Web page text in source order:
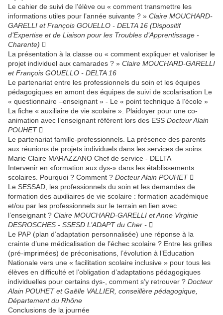
Le cahier de suivi de l’élève ou « comment transmettre les
informations utiles pour l’année suivante ? » Claire MOUCHARD-
GARELLI et François GOUELLO - DELTA 16 (Dispositif
d’Expertise et de Liaison pour les Troubles d’Apprentissage -
Charente) 
La présentation à la classe ou « comment expliquer et valoriser le
projet individuel aux camarades ? » Claire MOUCHARD-GARELLI
et François GOUELLO - DELTA 16
Le partenariat entre les professionnels du soin et les équipes
pédagogiques en amont des équipes de suivi de scolarisation Le
« questionnaire –enseignant » - Le « point technique à l’école »
La fiche « auxiliaire de vie scolaire ». Plaidoyer pour une co-
animation avec l’enseignant référent lors des ESS Docteur Alain
POUHET 
Le partenariat famille-professionnels. La présence des parents
aux réunions de projets individuels dans les services de soins.
Marie Claire MARAZZANO Chef de service - DELTA
Intervenir en «formation aux dys-» dans les établissements
scolaires. Pourquoi ? Comment ? Docteur Alain POUHET 
Le SESSAD, les professionnels du soin et les demandes de
formation des auxiliaires de vie scolaire : formation académique
et/ou par les professionnels sur le terrain en lien avec
l’enseignant ? Claire MOUCHARD-GARELLI et Anne Virginie
DESROSCHES - SSESD L’ADAPT du Cher - 
Le PAP (plan d’adaptation personnalisée) une réponse à la
crainte d’une médicalisation de l’échec scolaire ? Entre les grilles
(pré-imprimées) de préconisations, l’évolution à l’Education
Nationale vers une « facilitation scolaire inclusive » pour tous les
élèves en difficulté et l’obligation d’adaptations pédagogiques
individuelles pour certains dys-, comment s’y retrouver ? Docteur
Alain POUHET et Gaëlle VALLIER, conseillère pédagogique,
Département du Rhône
Conclusions de la journée